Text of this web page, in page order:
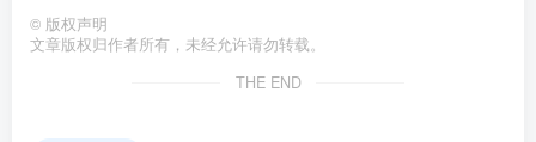
© 版权声明
文章版权归作者所有，未经允许请勿转载。
THE END